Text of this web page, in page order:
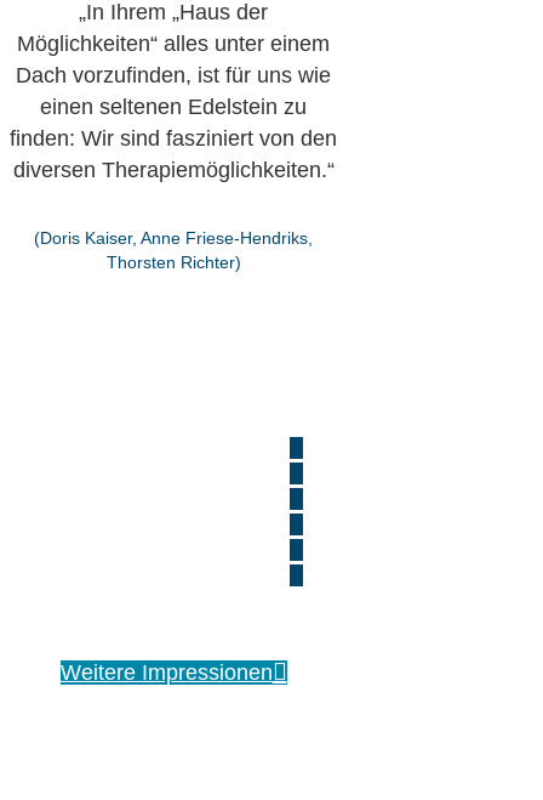
„In Ihrem „Haus der
Möglichkeiten“ alles unter einem
Dach vorzufinden, ist für uns wie
einen seltenen Edelstein zu
finden: Wir sind fasziniert von den
diversen Therapiemöglichkeiten.“
(Doris Kaiser, Anne Friese-Hendriks,
Thorsten Richter)
Weitere Impressionen